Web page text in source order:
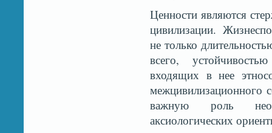
Ценности являются
цивилизации.
не только
всего,
входящих в нее
межцивилизационного
важную роль
аксиологических